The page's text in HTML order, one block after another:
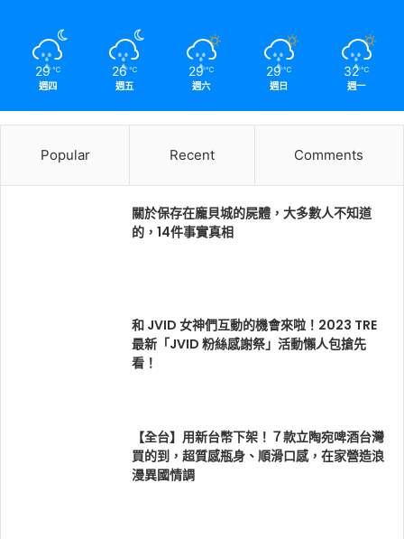
29 ℃
週四
26 ℃
週五
29 ℃
週六
29 ℃
週日
32 ℃
週一
Popular Recent Comments
關於保存在龐貝城的屍體，大多數人不知道
的，14件事實真相
和 JVID 女神們互動的機會來啦！2023 TRE
最新「JVID 粉絲感謝祭」活動懶人包搶先
看！
【全台】用新台幣下架！７款立陶宛啤酒台灣
買的到，超質感瓶身、順滑口感，在家營造浪
漫異國情調